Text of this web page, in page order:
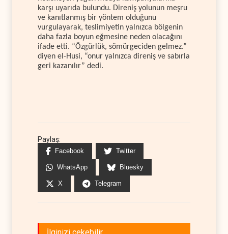
karşı uyarıda bulundu. Direniş yolunun meşru
ve kanıtlanmış bir yöntem olduğunu
vurgulayarak, teslimiyetin yalnızca bölgenin
daha fazla boyun eğmesine neden olacağını
ifade etti. “Özgürlük, sömürgeciden gelmez.”
diyen el-Husi, “onur yalnızca direniş ve sabırla
geri kazanılır” dedi.
Paylaş:
Facebook Twitter
WhatsApp Bluesky
X Telegram